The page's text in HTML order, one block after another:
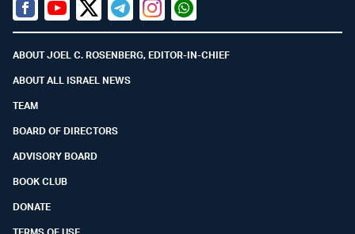
Facebook
YoutubeTwitter (X)
TelegramInstagramWhatsapp
ABOUT JOEL C. ROSENBERG, EDITOR-IN-CHIEF
ABOUT ALL ISRAEL NEWS
TEAM
BOARD OF DIRECTORS
ADVISORY BOARD
BOOK CLUB
DONATE